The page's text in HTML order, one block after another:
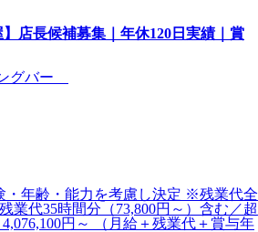
】店長候補募集｜年休120日実績｜賞
グバー
・年齢・能力を考慮し決定 ※残業代全
業代35時間分（73,800円～）含む／超
円～ （月給＋残業代＋賞与年